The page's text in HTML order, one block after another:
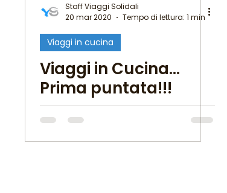
Staff Viaggi Solidali
20 mar 2020
Tempo di lettura: 1 min
Viaggi in cucina
Viaggi in Cucina…
Prima puntata!!!